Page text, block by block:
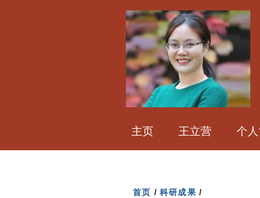
主页 王立营 个
首页 / 科研成果 /